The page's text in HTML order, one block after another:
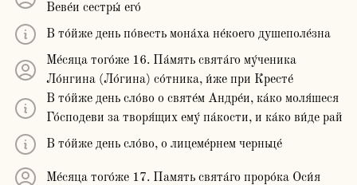
Веве́и сестры́ его́
В то́йже день по́весть мона́ха не́коего душеполе́зна
Ме́сяца того́же 16. Па́мять свята́го му́ченика
Ло́нгина (Ло́гина) со́тника, и́же при Кресте́
В то́йже день сло́во о святе́м Андре́и, ка́ко моля́шеся
Го́сподеви за творя́щих ему́ па́кости, и ка́ко ви́де рай
В то́йже день сло́во, о лицеме́рнем черньце́
Ме́сяца того́же 17. Память свята́го проро́ка Оси́я